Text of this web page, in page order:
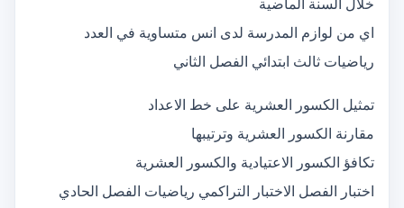
اي من لوازم المدرسة لدى انس متساوية في العدد
رياضيات ثالث ابتدائي الفصل الثاني
تمثيل الكسور العشرية على خط الاعداد
مقارنة الكسور العشرية وترتيبها
تكافؤ الكسور الاعتيادية والكسور العشرية
اختبار الفصل الاختبار التراكمي رياضيات الفصل الحادي